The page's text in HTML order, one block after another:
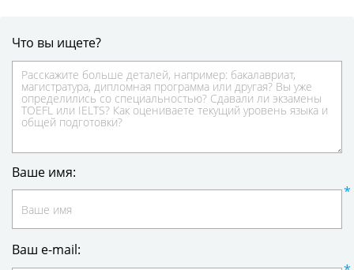
Что вы ищете?
Ваше имя:
Ваш e-mail: